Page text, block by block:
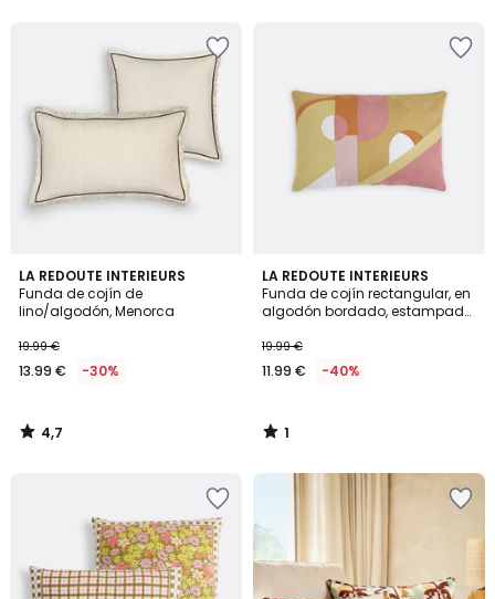
LA REDOUTE INTERIEURS
Funda de cojín de
lino/algodón, Menorca
19.99 €
13.99 € -30%
4,7
/ 5
4,7
/
LA REDOUTE INTERIEURS
Funda de cojín rectangular, en
algodón bordado, estampado
19.99 €
11.99 € -40%
1
/
5
1
/